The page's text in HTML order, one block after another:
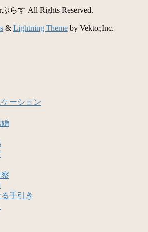
らす All Rights Reserved.
& Lightning Theme by Vektor,Inc.
ーション
婚
手引き